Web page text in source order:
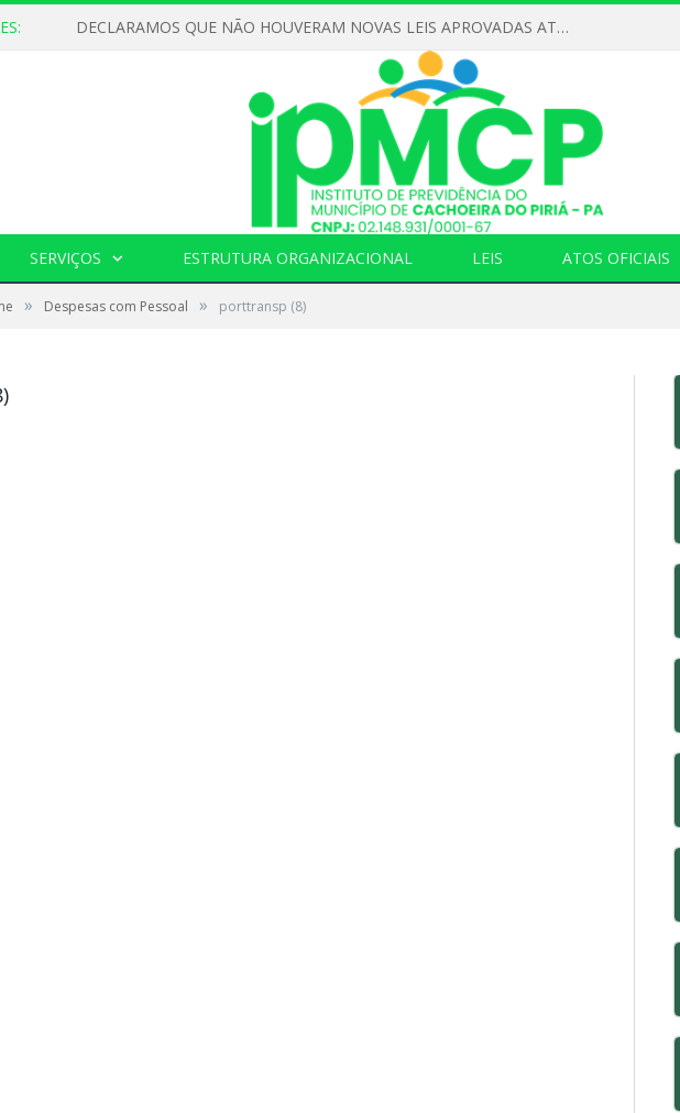
DECLARAMOS QUE NÃO HOUVERAM NOVAS LEIS APROVADAS ATÉ O MOMENTO PARA O INSTITUTO DE PREVIDÊNCIA NO ANO DE 2026
SERVIÇOS ESTRUTURA ORGANIZACIONAL LEIS ATOS OFICIAIS
» Despesas com Pessoal » porttransp (8)